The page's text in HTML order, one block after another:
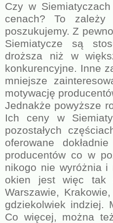
Czy w
cenach? To zależy
poszukujemy. Z
Siemiatycze są
droższa niż w
konkurencyjne. Inne
mniejsze
motywację
Jednakże powyższe
Ich ceny w
pozostałych
oferowane
producentów co w
nikogo nie wyróżnia i
okien jest więc tak
Warszawie,
gdziekolwiek indziej.
Co więcej, można